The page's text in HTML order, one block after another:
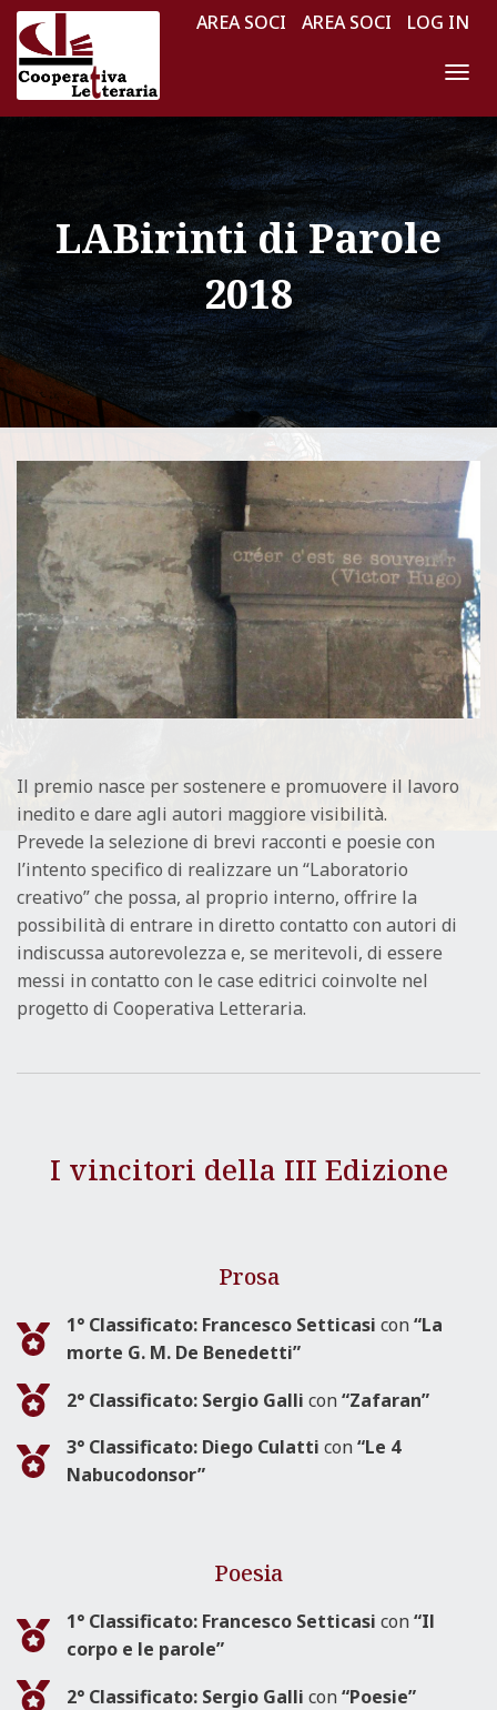
AREA SOCI AREA SOCI LOG IN
A
V
I
G
A
Z
I
O
N
E
T
O
G
L
E
LABirinti di Parole
2018
Il premio nasce per sostenere e promuovere il lavoro
inedito e dare agli autori maggiore visibilità.
Prevede la selezione di brevi racconti e poesie con
l’intento specifico di realizzare un “Laboratorio
creativo” che possa, al proprio interno, offrire la
possibilità di entrare in diretto contatto con autori di
indiscussa autorevolezza e, se meritevoli, di essere
messi in contatto con le case editrici coinvolte nel
progetto di Cooperativa Letteraria.
I vincitori della III Edizione
Prosa
1° Classificato: Francesco Setticasi con “La
morte G. M. De Benedetti”
2° Classificato: Sergio Galli con “Zafaran”
3° Classificato: Diego Culatti con “Le 4
Nabucodonsor”
Poesia
1° Classificato: Francesco Setticasi con “Il
corpo e le parole”
2° Classificato: Sergio Galli con “Poesie”